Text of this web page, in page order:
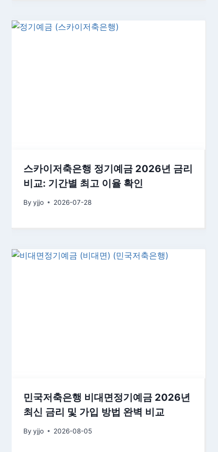
스카이저축은행 정기예금 2026년 금리
비교: 기간별 최고 이율 확인
By yjjo 2026-07-28
민국저축은행 비대면정기예금 2026년
최신 금리 및 가입 방법 완벽 비교
By yjjo 2026-08-05